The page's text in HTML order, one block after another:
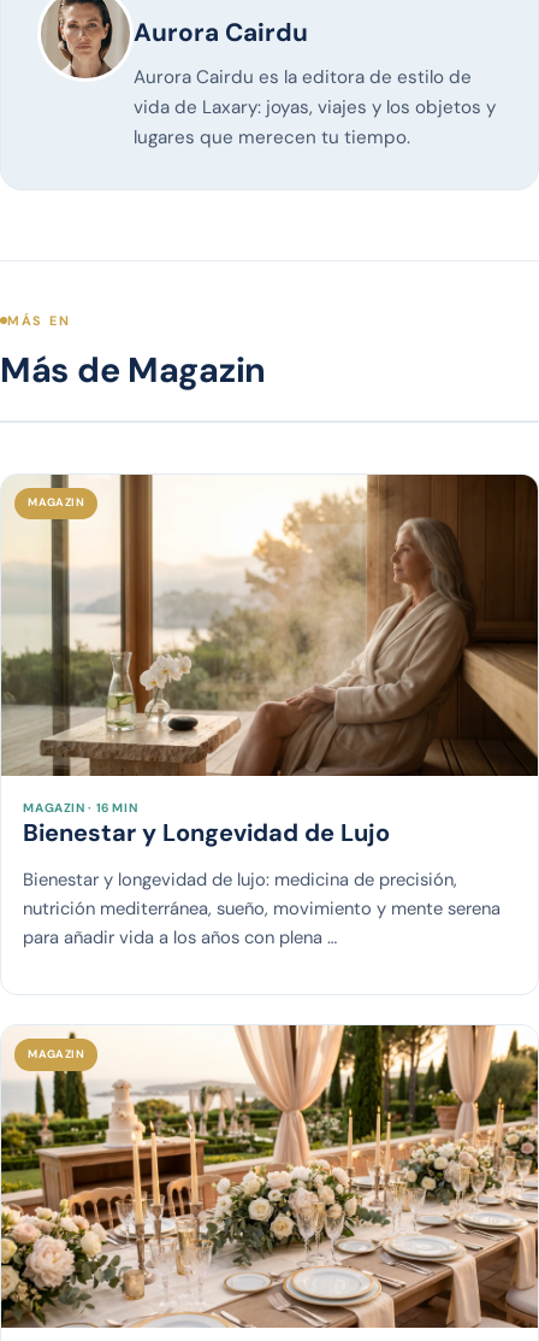
Aurora Cairdu
Aurora Cairdu es la editora de estilo de
vida de Laxary: joyas, viajes y los objetos y
lugares que merecen tu tiempo.
MÁS EN
Más de Magazin
MAGAZIN
MAGAZIN · 16 MIN
Bienestar y Longevidad de Lujo
Bienestar y longevidad de lujo: medicina de precisión,
nutrición mediterránea, sueño, movimiento y mente serena
para añadir vida a los años con plena …
MAGAZIN